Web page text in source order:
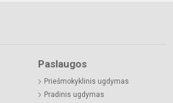
Paslaugos
Priešmokyklinis ugdymas
Pradinis ugdymas